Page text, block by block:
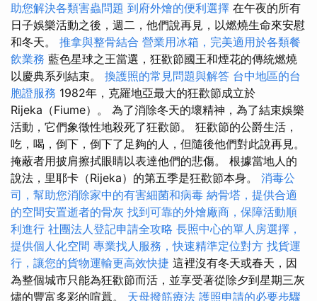
助您解決各類害蟲問題 到府外燴的便利選擇 在午夜的所有
日子娛樂活動之後，週二，他們說再見，以燃燒生命來安慰
和冬天。 推拿與整骨結合 營業用冰箱，完美適用於各類餐
飲業務 藍色星球之王當選，狂歡節國王和煙花的傳統燃燒
以慶典系列結束。 換護照的常見問題與解答 台中地區的台
胞證服務 1982年，克羅地亞最大的狂歡節成立於
Rijeka（Fiume）。 為了消除冬天的壞精神，為了結束娛樂
活動，它們象徵性地殺死了狂歡節。 狂歡節的公爵生活，
吃，喝，倒下，倒下了足夠的人，但隨後他們對此說再見。
掩蔽者用披肩擦拭眼睛以表達他們的悲傷。 根據當地人的
說法，里耶卡（Rijeka）的第五季是狂歡節本身。 消毒公
司，幫助您消除家中的有害細菌和病毒 納骨塔，提供合適
的空間安置逝者的骨灰 找到可靠的外燴廠商，保障活動順
利進行 社團法人登記申請全攻略 長照中心的單人房選擇，
提供個人化空間 專業找人服務，快速精準定位對方 找貨運
行，讓您的貨物運輸更高效快捷 這裡沒有冬天或春天，因
為整個城市只能為狂歡節而活，並享受著從除夕到星期三灰
燼的豐富多彩的喧囂。 天母撥筋療法 護照申請的必要步驟